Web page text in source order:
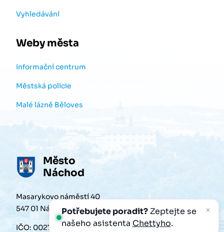
Vyhledávání
Weby města
Informační centrum
Městská policie
Malé lázně Běloves
Město
Náchod
Masarykovo náměstí 40
547 01 Náchod
IČO: 00272868
Potřebujete poradit?Zeptejte se
našeho asistenta Chettyho.